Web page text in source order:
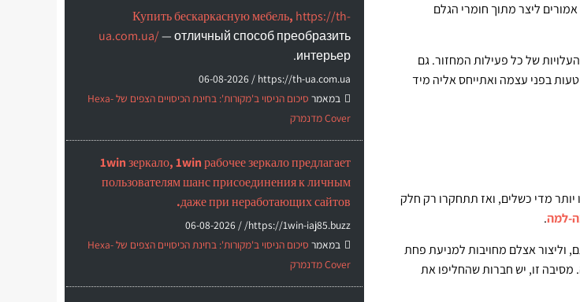
ליצר מתוך חומרי הגלם
של כל פעילות המחזור. גם
בפני עצמה ואתייחס אליה מיד
מדי כשלים, ואז תתחקרו רק חלק
למה.
וליצור אצלם מחויבות למניעת פחת
מסיבה זו, יש חברות שהחליפו את
Купить бескаркасную мебель, https://th-
ua.com.ua/— отличный способ преобразить
интерьер.
https://th-ua.com.ua /
06-08-2026
במאמר
סיכום הניסוי ב'מקורות': בחינת הכיסויים הצפים של Hexa-
Cover מדנמרק
1win зеркало, 1win рабочее зеркало предлагает
пользователям шанс присоединения к личным
даже при неработающих сайтов.
https://1win-iaj85.buzz/ /
06-08-2026
במאמר
סיכום הניסוי ב'מקורות': בחינת הכיסויים הצפים של Hexa-
Cover מדנמרק